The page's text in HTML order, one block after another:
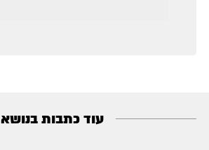
עוד כתבות בנושא